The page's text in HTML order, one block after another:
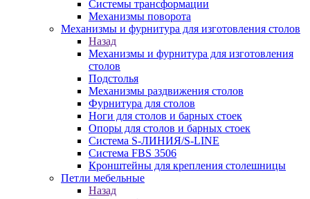
Системы трансформации
Механизмы поворота
Механизмы и фурнитура для изготовления столов
Назад
Механизмы и фурнитура для изготовления
столов
Подстолья
Механизмы раздвижения столов
Фурнитура для столов
Ноги для столов и барных стоек
Опоры для столов и барных стоек
Система S-ЛИНИЯ/S-LINE
Система FBS 3506
Кронштейны для крепления столешницы
Петли мебельные
Назад